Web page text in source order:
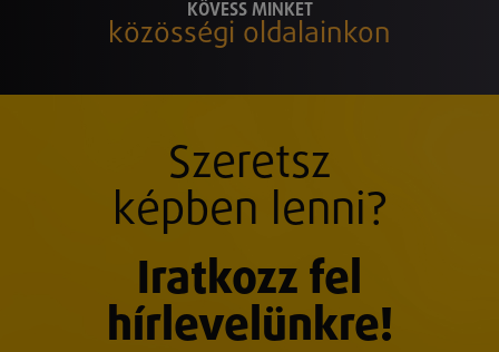
KÖVESS MINKET
közösségi oldalainkon
Szeretsz
képben lenni?
Iratkozz fel
hírlevelünkre!